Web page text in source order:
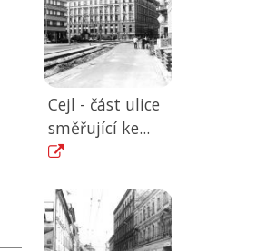
Cejl - část ulice
směřující ke...